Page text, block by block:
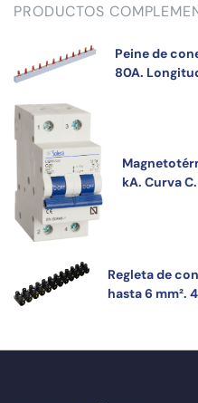
PRODUCTOS
Peine de
80A.
kA. Curva C.
Regleta de
hasta 6 mm².